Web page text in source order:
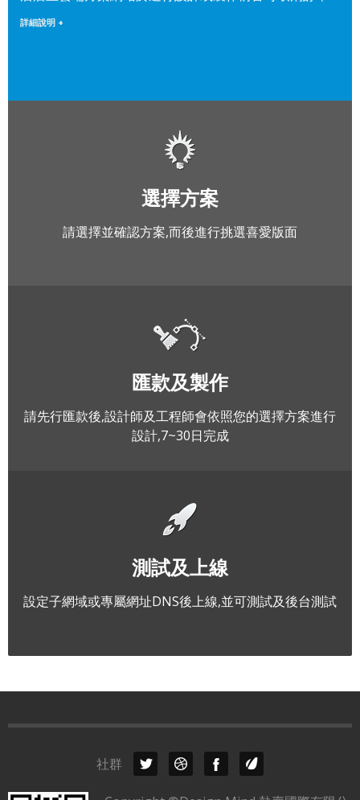
詳細說明 +
選擇方案
請選擇並確認方案,而後進行挑選喜愛版面
匯款及製作
請先行匯款後,設計師及工程師會依照您的選擇方案進行
設計,7~30日完成
測試及上線
設定子網域或專屬網址DNS後上線,並可測試及後台測試
社群